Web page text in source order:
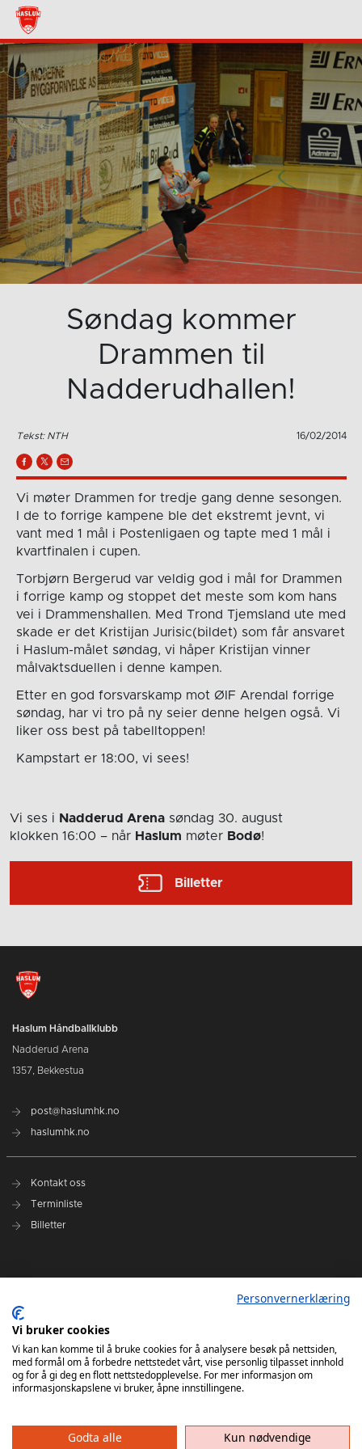
Søndag kommer
Drammen til
Nadderudhallen!
Tekst: NTH 16/02/2014
Vi møter Drammen for tredje gang denne sesongen.
I de to forrige kampene ble det ekstremt jevnt, vi
vant med 1 mål i Postenligaen og tapte med 1 mål i
kvartfinalen i cupen.
Torbjørn Bergerud var veldig god i mål for Drammen
i forrige kamp og stoppet det meste som kom hans
vei i Drammenshallen. Med Trond Tjemsland ute med
skade er det Kristijan Jurisic(bildet) som får ansvaret
i Haslum-målet søndag, vi håper Kristijan vinner
målvaktsduellen i denne kampen.
Etter en god forsvarskamp mot ØIF Arendal forrige
søndag, har vi tro på ny seier denne helgen også. Vi
liker oss best på tabelltoppen!
Kampstart er 18:00, vi sees!
Vi ses i Nadderud Arena søndag 30. august
klokken 16:00 – når Haslum møter Bodø!
Billetter
Haslum Håndballklubb
Nadderud Arena
1357, Bekkestua
post@haslumhk.no
haslumhk.no
Kontakt oss
Terminliste
Billetter
Ansvarlig redaktør: Tore Solberg
Haslum HK har ikke ansvar for innhold på eksterne nettsider som det lenkes til. Kopiering
Personvernerklæring
Vi bruker cookies
Vi kan kan komme til å bruke cookies for å analysere besøk på nettsiden,
med formål om å forbedre nettstedet vårt, vise personlig tilpasset innhold
og for å gi deg en flott nettstedopplevelse. For mer informasjon om
informasjonskapslene vi bruker, åpne innstillingene.
Godta alle Kun nødvendige